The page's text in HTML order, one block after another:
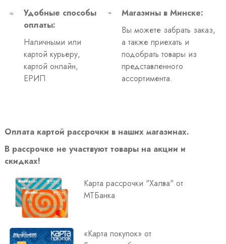
Удобные способы
оплаты:
Наличными или
картой курьеру,
картой онлайн,
ЕРИП
Магазины в Минске:
Вы можете забрать заказ,
а также приехать и
подобрать товары из
представленного
ассортимента.
Оплата картой рассрочки в наших магазинах.
В рассрочке не участвуют товары на акции и
скидках!
Карта рассрочки "Халва" от
МТБанка
«Карта покупок» от